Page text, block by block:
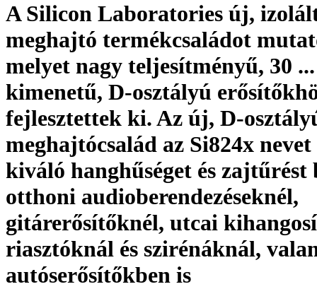
A Silicon Laboratories új,
meghajtó termékcsaládot
melyet nagy teljesítményű, 30
kimenetű, D-osztályú
fejlesztettek ki. Az új, D-
meghajtócsalád az Si824x
kiváló hanghűséget és zajtűrést
otthoni audioberendezéseknél,
gitárerősítőknél, utcai
riasztóknál és szirénáknál,
autóserősítőkben is